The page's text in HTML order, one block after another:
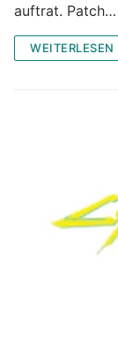
auftrat. Patch…